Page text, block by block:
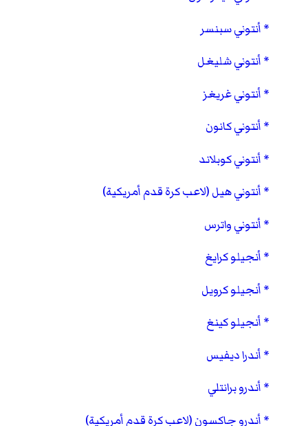
أنتوني سبنسر
أنتوني شليغل
أنتوني غريغز
أنتوني كانون
أنتوني كوبلاند
أنتوني هيل (لاعب كرة قدم أمريكية)
أنتوني واترس
أنجيلو كرايغ
أنجيلو كرويل
أنجيلو كينغ
أندرا ديفيس
أندرو برانتلي
أندرو جاكسون (لاعب كرة قدم أمريكية)